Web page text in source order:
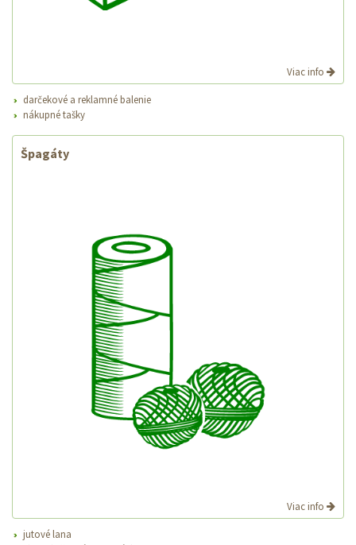
Viac info
darčekové a reklamné balenie
nákupné tašky
Špagáty
Viac info
jutové lana